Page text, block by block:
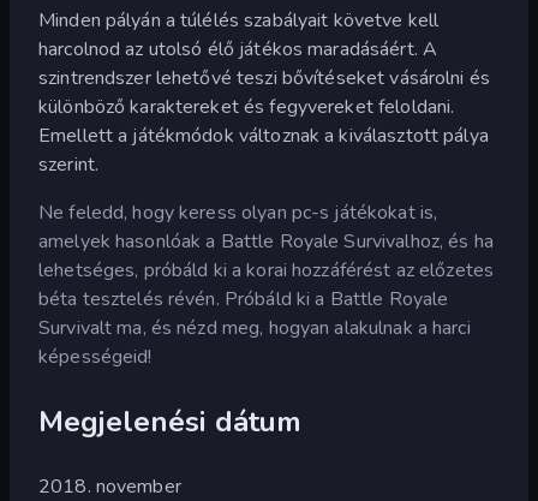
Minden pályán a túlélés szabályait követve kell
harcolnod az utolsó élő játékos maradásáért. A
szintrendszer lehetővé teszi bővítéseket vásárolni és
különböző karaktereket és fegyvereket feloldani.
Emellett a játékmódok változnak a kiválasztott pálya
szerint.
Ne feledd, hogy keress olyan pc-s játékokat is,
amelyek hasonlóak a Battle Royale Survivalhoz, és ha
lehetséges, próbáld ki a korai hozzáférést az előzetes
béta tesztelés révén. Próbáld ki a Battle Royale
Survivalt ma, és nézd meg, hogyan alakulnak a harci
képességeid!
Megjelenési dátum
2018. november